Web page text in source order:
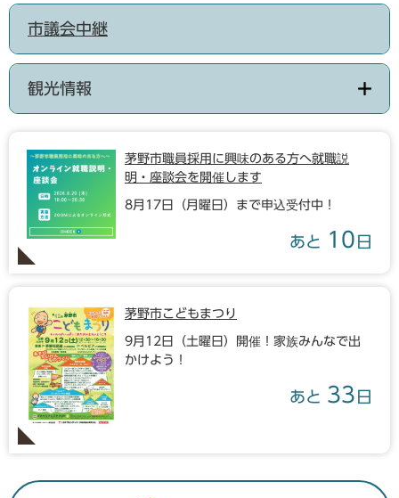
市議会中継
観光情報
茅野市職員採用に興味のある方へ就職説
明・座談会を開催します
8月17日（月曜日）まで申込受付中！
あと 10 日
茅野市こどもまつり
9月12日（土曜日）開催！家族みんなで出
かけよう！
あと 33 日